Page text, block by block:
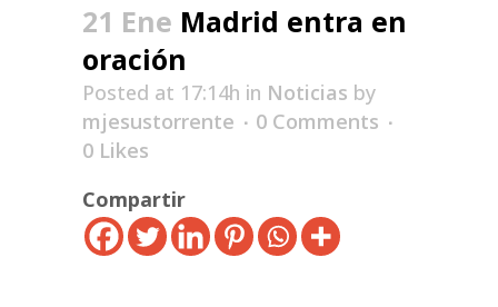
21 Ene Madrid entra en
oración
Posted at 17:14h in Noticias by
mjesustorrente
0 Comments
0 Likes
Compartir